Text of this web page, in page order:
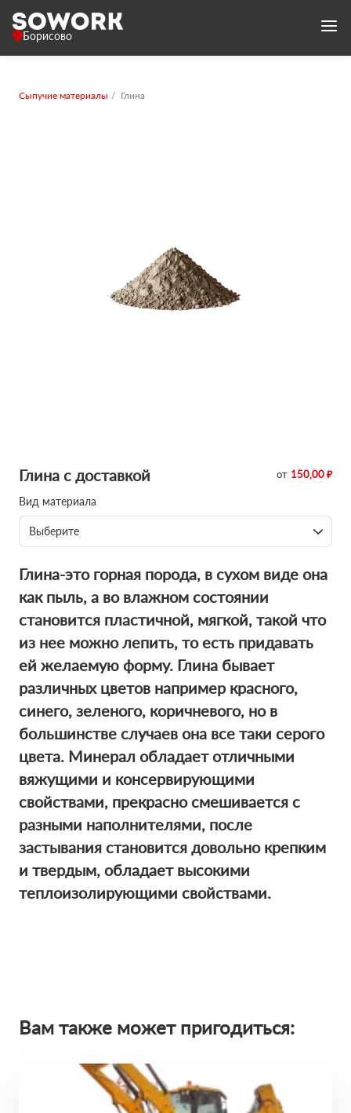
Борисово
Сыпучие материалы Глина
Глина с доставкой от 150,00 ₽
Вид материала
Выберите
Глина-это горная порода, в сухом виде она
как пыль, а во влажном состоянии
становится пластичной, мягкой, такой что
из нее можно лепить, то есть придавать
ей желаемую форму. Глина бывает
различных цветов например красного,
синего, зеленого, коричневого, но в
большинстве случаев она все таки серого
цвета. Минерал обладает отличными
вяжущими и консервирующими
свойствами, прекрасно смешивается с
разными наполнителями, после
застывания становится довольно крепким
и твердым, обладает высокими
теплоизолирующими свойствами.
Вам также может пригодиться: